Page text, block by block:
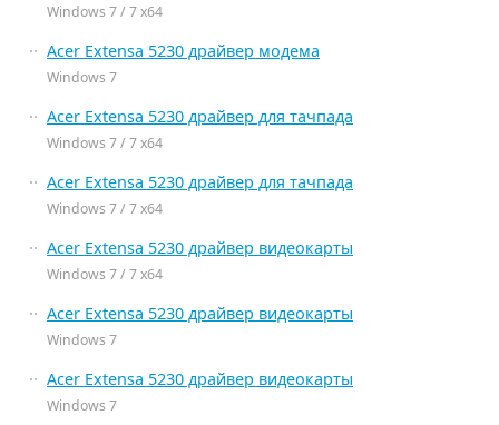
Windows 7 / 7 x64
Acer Extensa 5230 драйвер модема
Windows 7
Acer Extensa 5230 драйвер для тачпада
Windows 7 / 7 x64
Acer Extensa 5230 драйвер для тачпада
Windows 7 / 7 x64
Acer Extensa 5230 драйвер видеокарты
Windows 7 / 7 x64
Acer Extensa 5230 драйвер видеокарты
Windows 7
Acer Extensa 5230 драйвер видеокарты
Windows 7